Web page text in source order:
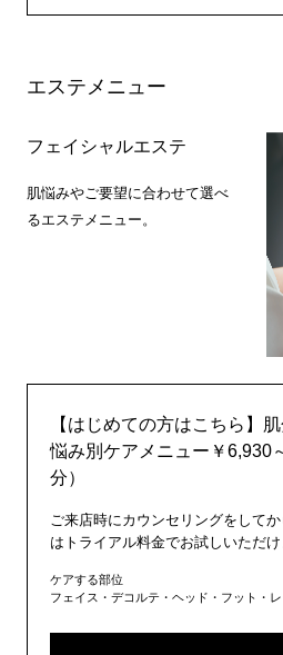
エステメニュー
フェイシャルエステ
肌悩みやご要望に合わせて選べ
るエステメニュー。
【はじめての方はこちら】
悩み別ケアメニュー￥6,930
分）
ご来店時にカウンセリングをして
はトライアル料金でお試しいただけ
ケアする部位
フェイス・デコルテ・ヘッド・フット・